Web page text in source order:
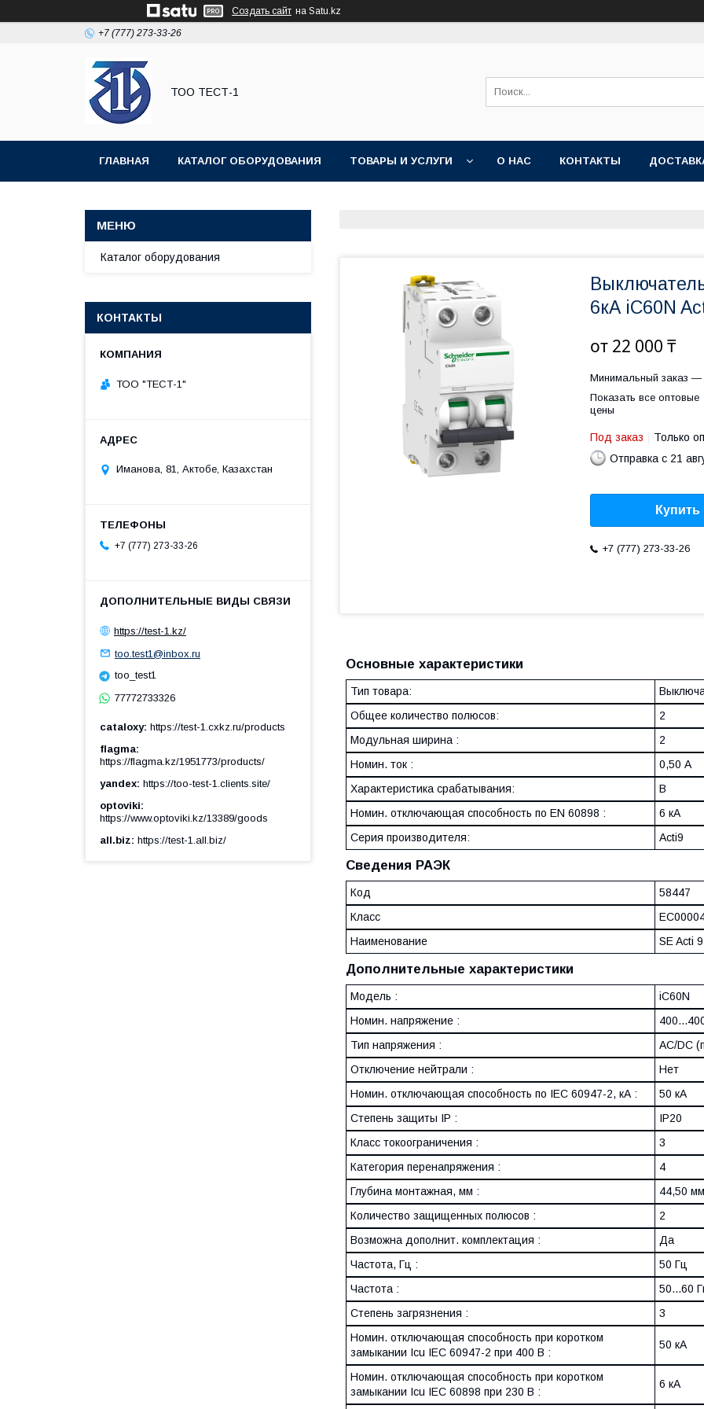
Создать сайт на Satu.kz
+7 (777) 273-33-26
ТОО ТЕСТ-1
ГЛАВНАЯ КАТАЛОГ ОБОРУДОВАНИЯ ТОВАРЫ И УСЛУГИ О НАС КОНТАКТЫ
6кА iC60N
от 22 000 ₸
Минимальный заказ —
Показать все оптовые
цены
Под заказ
Только
Отправка с 21
Купить
+7 (777) 273-33-26
Основные характеристики
Тип товара:
Общее количество полюсов:
2
Модульная ширина :
2
Номин. ток :
0,50 А
Характеристика срабатывания:
B
Номин. отключающая способность по EN 60898 :
6 кА
Серия производителя:
Acti9
Сведения РАЭК
Код
58447
Класс
Наименование
SE Acti
Дополнительные характеристики
Модель :
iC60N
Номин. напряжение :
Тип напряжения :
AC/DC
Отключение нейтрали :
Нет
Номин. отключающая способность по IEC 60947-2, кА :
50 кА
Степень защиты IP :
IP20
Класс токоограничения :
3
Категория перенапряжения :
4
Глубина монтажная, мм :
44,50 мм
Количество защищенных полюсов :
2
Возможна дополнит. комплектация :
Да
Частота, Гц :
50 Гц
Частота :
50...60
Степень загрязнения :
3
Номин. отключающая способность при коротком
замыкании Icu IEC 60947-2 при 400 В :
50 кА
Номин. отключающая способность при коротком
замыкании Icu IEC 60898 при 230 В :
6 кА
Каталог оборудования
КОНТАКТЫ
ТОО "ТЕСТ-1"
Иманова, 81, Актобе, Казахстан
+7 (777) 273-33-26
https://test-1.kz/
too.test1@inbox.ru
too_test1
77772733326
cataloxy https://test-1.cxkz.ru/products
flagma
https://flagma.kz/1951773/products/
yandex https://too-test-1.clients.site/
optoviki
https://www.optoviki.kz/13389/goods
all.biz https://test-1.all.biz/